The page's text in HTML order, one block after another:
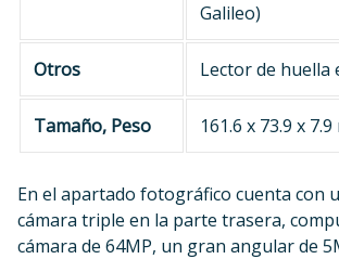
Galileo)
Otros Lector de huella
Tamaño, Peso 161.6 x 73.9 x
En el apartado fotográfico cuenta con
cámara triple en la parte trasera,
cámara de 64MP, un gran angular de